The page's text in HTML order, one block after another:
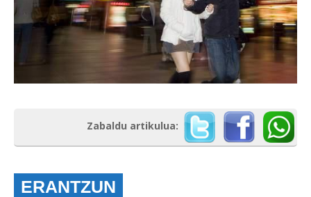
Zabaldu artikulua:
ERANTZUN